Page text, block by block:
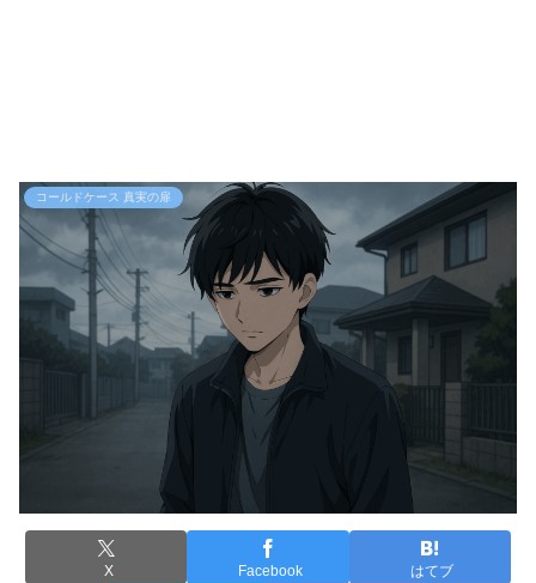
コールドケース 真実の扉
X Facebook はてブ